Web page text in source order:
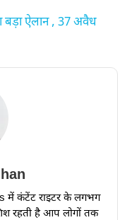
बड़ा ऐलान , 37 अवैध
में कंटेंट राइटर के लगभग
रहती है आप लोगों तक